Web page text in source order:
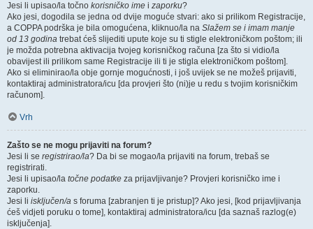
Jesi li upisao/la točno korisničko ime i zaporku?
Ako jesi, dogodila se jedna od dvije moguće stvari: ako si prilikom Registracije,
a COPPA podrška je bila omogućena, kliknuo/la na Slažem se i imam manje
od 13 godina trebat ćeš slijediti upute koje su ti stigle elektroničkom poštom; ili
je možda potrebna aktivacija tvojeg korisničkog računa [za što si vidio/la
obavijest ili prilikom same Registracije ili ti je stigla elektroničkom poštom].
Ako si eliminirao/la obje gornje mogućnosti, i još uvijek se ne možeš prijaviti,
kontaktiraj administratora/icu [da provjeri što (ni)je u redu s tvojim korisničkim
računom].
Vrh
Zašto se ne mogu prijaviti na forum?
Jesi li se registrirao/la? Da bi se mogao/la prijaviti na forum, trebaš se
registrirati.
Jesi li upisao/la točne podatke za prijavljivanje? Provjeri korisničko ime i
zaporku.
Jesi li isključen/a s foruma [zabranjen ti je pristup]? Ako jesi, [kod prijavljivanja
ćeš vidjeti poruku o tome], kontaktiraj administratora/icu [da saznaš razlog(e)
isključenja].